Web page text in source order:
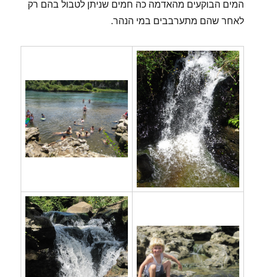
המים הבוקעים מהאדמה כה חמים שניתן לטבול בהם רק
לאחר שהם מתערבבים במי הנהר.